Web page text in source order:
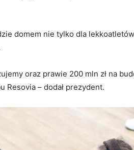
domem nie tylko dla
oraz prawie 200 mln zł na
Resovia – dodał prezydent.